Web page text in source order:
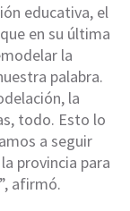
educativa, el
en su última
la
palabra.
la
todo. Esto lo
a seguir
provincia para
afirmó.